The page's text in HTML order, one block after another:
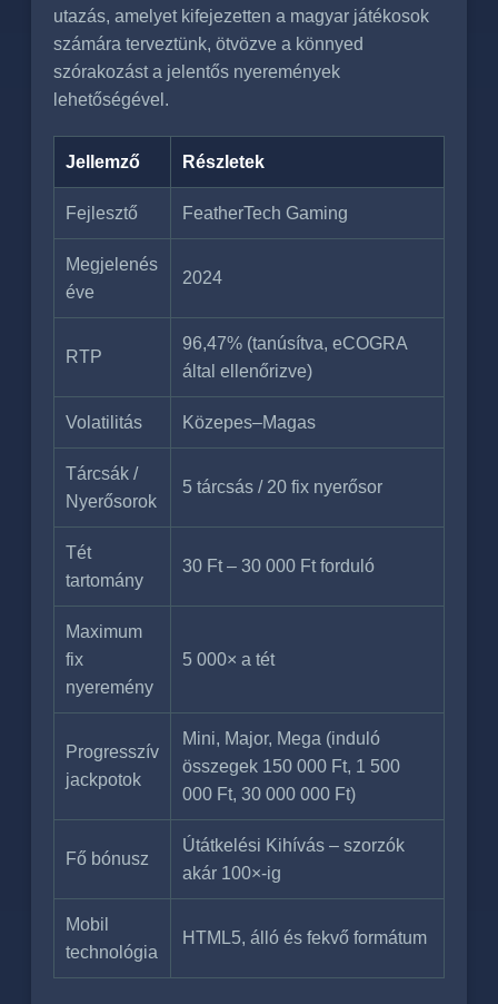
utazás, amelyet kifejezetten a magyar játékosok
számára terveztünk, ötvözve a könnyed
szórakozást a jelentős nyeremények
lehetőségével.
Jellemző Részletek
Fejlesztő FeatherTech Gaming
Megjelenés
éve
2024
RTP
96,47% (tanúsítva, eCOGRA
által ellenőrizve)
Volatilitás Közepes–Magas
Tárcsák /
Nyerősorok
5 tárcsás / 20 fix nyerősor
Tét
tartomány
30 Ft – 30 000 Ft forduló
Maximum
fix
nyeremény
5 000× a tét
Progresszív
jackpotok
Mini, Major, Mega (induló
összegek 150 000 Ft, 1 500
000 Ft, 30 000 000 Ft)
Fő bónusz
Útátkelési Kihívás – szorzók
akár 100×-ig
Mobil
technológia
HTML5, álló és fekvő formátum